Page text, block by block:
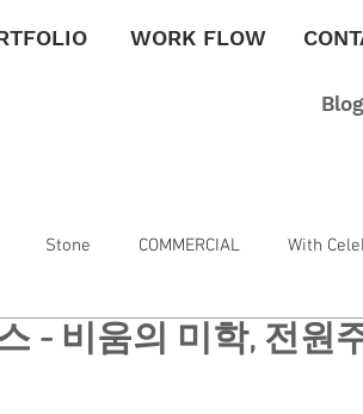
WORK FLOW
Blog
Stone COMMERCIAL With
- 비움의 미학, 전원